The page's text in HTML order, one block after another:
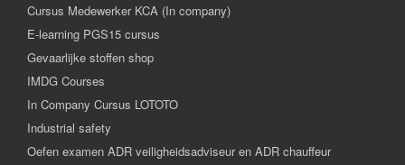
Cursus Medewerker KCA (In company)
E-learning PGS15 cursus
Gevaarlijke stoffen shop
IMDG Courses
In Company Cursus LOTOTO
Industrial safety
Oefen examen ADR veiligheidsadviseur en ADR chauffeur